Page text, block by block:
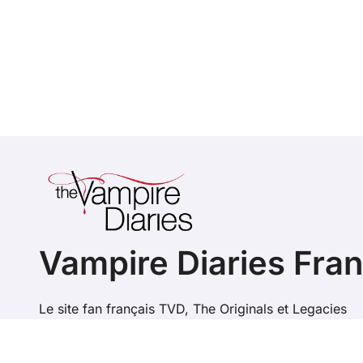
Vampire Diaries
Le site fan français TVD, The Originals et Legacies